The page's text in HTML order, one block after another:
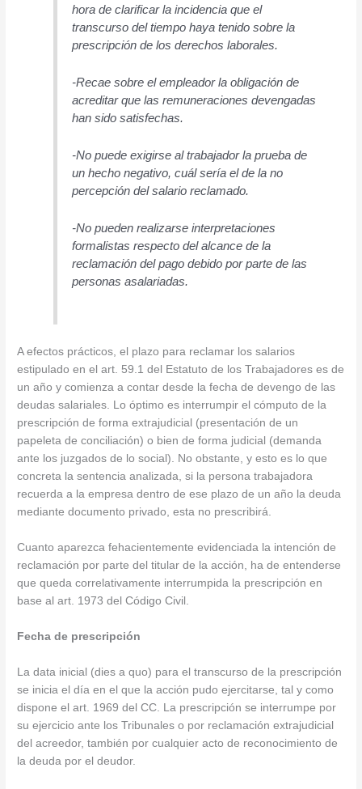
hora de clarificar la incidencia que el
transcurso del tiempo haya tenido sobre la
prescripción de los derechos laborales.
-Recae sobre el empleador la obligación de
acreditar que las remuneraciones devengadas
han sido satisfechas.
-No puede exigirse al trabajador la prueba de
un hecho negativo, cuál sería el de la no
percepción del salario reclamado.
-No pueden realizarse interpretaciones
formalistas respecto del alcance de la
reclamación del pago debido por parte de las
personas asalariadas.
A efectos prácticos, el plazo para reclamar los salarios
estipulado en el art. 59.1 del Estatuto de los Trabajadores es de
un año y comienza a contar desde la fecha de devengo de las
deudas salariales. Lo óptimo es interrumpir el cómputo de la
prescripción de forma extrajudicial (presentación de un
papeleta de conciliación) o bien de forma judicial (demanda
ante los juzgados de lo social). No obstante, y esto es lo que
concreta la sentencia analizada, si la persona trabajadora
recuerda a la empresa dentro de ese plazo de un año la deuda
mediante documento privado, esta no prescribirá.
Cuanto aparezca fehacientemente evidenciada la intención de
reclamación por parte del titular de la acción, ha de entenderse
que queda correlativamente interrumpida la prescripción en
base al art. 1973 del Código Civil.
Fecha de prescripción
La data inicial (dies a quo) para el transcurso de la prescripción
se inicia el día en el que la acción pudo ejercitarse, tal y como
dispone el art. 1969 del CC. La prescripción se interrumpe por
su ejercicio ante los Tribunales o por reclamación extrajudicial
del acreedor, también por cualquier acto de reconocimiento de
la deuda por el deudor.